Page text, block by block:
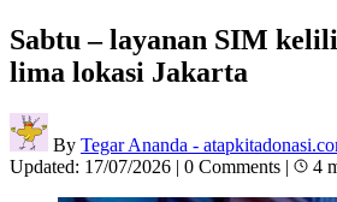
Sabtu – layanan SIM
lima lokasi Jakarta
By Tegar Ananda -
Updated: 17/07/2026 | 0 Comments | 4